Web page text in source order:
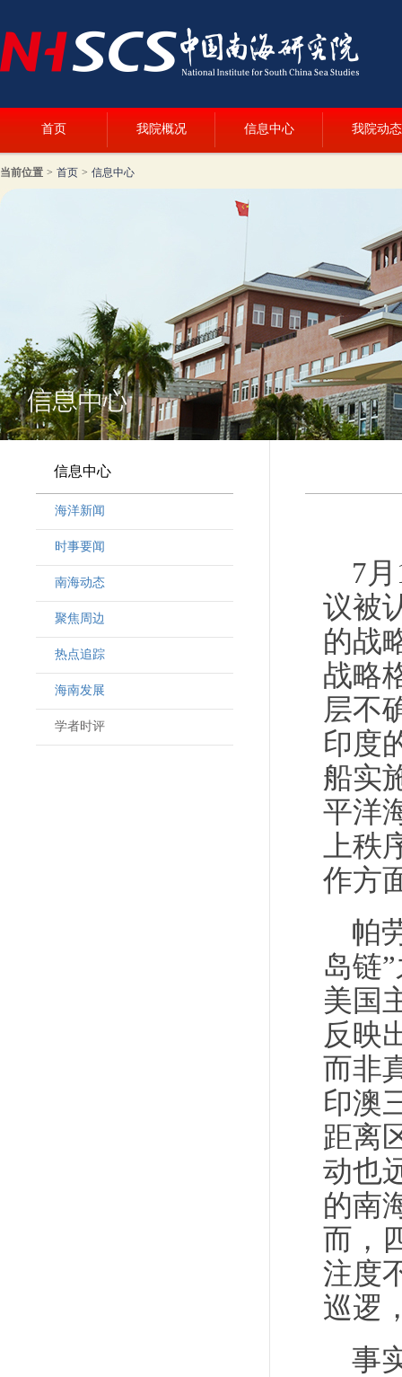
首页 我院概况 信息中心 我院动态
当前位置 > 首页 > 信息中心
信息中心
海洋新闻
时事要闻
南海动态
聚焦周边
热点追踪
海南发展
学者时评
7
议被
的战
战略
层不
印度
船实
平洋
上
作方
帕
岛链
美国
反映
而非
印澳
距离
动也
的南
而，
注度
巡逻
事